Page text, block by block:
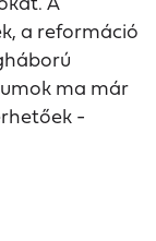
a reformáció
ma már
-